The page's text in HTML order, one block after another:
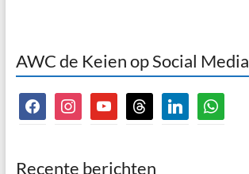
AWC de Keien op Social Media
facebookinstagramyoutubethreads linkedinwhatsapp
Recente berichten